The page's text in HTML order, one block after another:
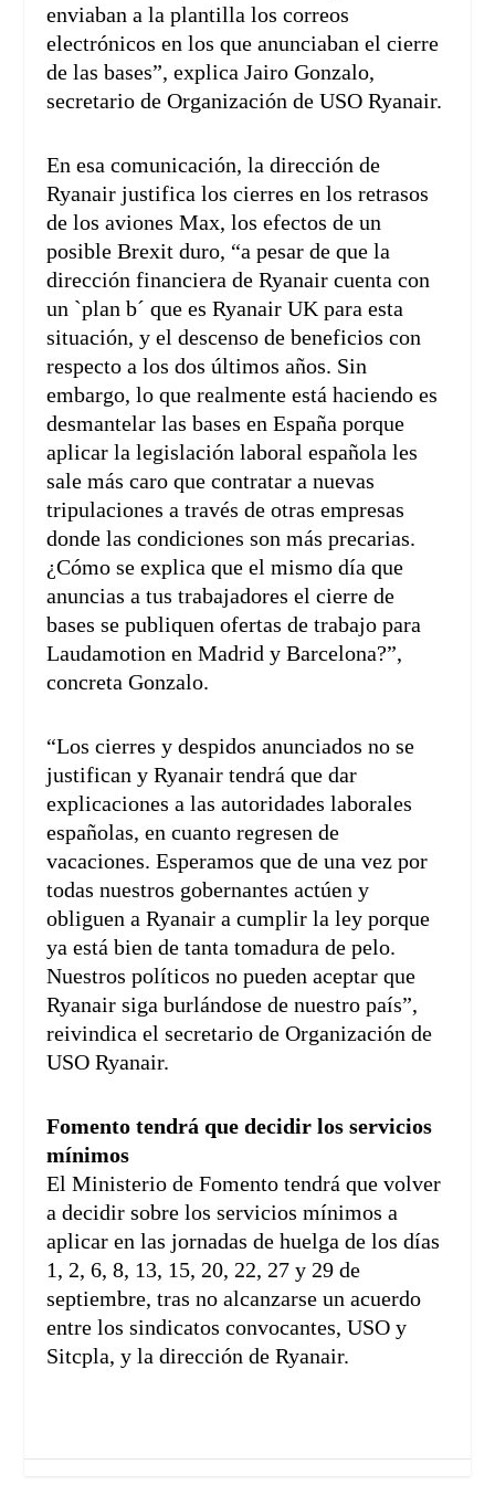
enviaban a la plantilla los correos
electrónicos en los que anunciaban el cierre
de las bases”, explica Jairo Gonzalo,
secretario de Organización de USO Ryanair.
En esa comunicación, la dirección de
Ryanair justifica los cierres en los retrasos
de los aviones Max, los efectos de un
posible Brexit duro, “a pesar de que la
dirección financiera de Ryanair cuenta con
un `plan b´ que es Ryanair UK para esta
situación, y el descenso de beneficios con
respecto a los dos últimos años. Sin
embargo, lo que realmente está haciendo es
desmantelar las bases en España porque
aplicar la legislación laboral española les
sale más caro que contratar a nuevas
tripulaciones a través de otras empresas
donde las condiciones son más precarias.
¿Cómo se explica que el mismo día que
anuncias a tus trabajadores el cierre de
bases se publiquen ofertas de trabajo para
Laudamotion en Madrid y Barcelona?”,
concreta Gonzalo.
“Los cierres y despidos anunciados no se
justifican y Ryanair tendrá que dar
explicaciones a las autoridades laborales
españolas, en cuanto regresen de
vacaciones. Esperamos que de una vez por
todas nuestros gobernantes actúen y
obliguen a Ryanair a cumplir la ley porque
ya está bien de tanta tomadura de pelo.
Nuestros políticos no pueden aceptar que
Ryanair siga burlándose de nuestro país”,
reivindica el secretario de Organización de
USO Ryanair.
Fomento tendrá que decidir los servicios
mínimos
El Ministerio de Fomento tendrá que volver
a decidir sobre los servicios mínimos a
aplicar en las jornadas de huelga de los días
1, 2, 6, 8, 13, 15, 20, 22, 27 y 29 de
septiembre, tras no alcanzarse un acuerdo
entre los sindicatos convocantes, USO y
Sitcpla, y la dirección de Ryanair.